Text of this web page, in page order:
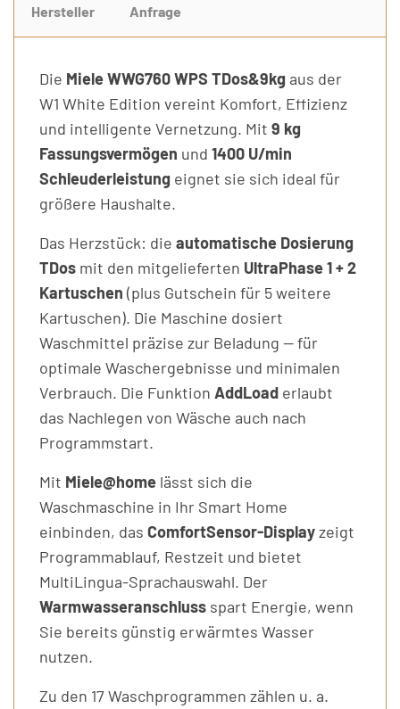
Hersteller Anfrage
Die Miele WWG760 WPS TDos&9kg aus der
W1 White Edition vereint Komfort, Effizienz
und intelligente Vernetzung. Mit 9 kg
Fassungsvermögen und 1400 U/min
Schleuderleistung eignet sie sich ideal für
größere Haushalte.
Das Herzstück: die automatische Dosierung
TDos mit den mitgelieferten UltraPhase 1 + 2
Kartuschen (plus Gutschein für 5 weitere
Kartuschen). Die Maschine dosiert
Waschmittel präzise zur Beladung — für
optimale Waschergebnisse und minimalen
Verbrauch. Die Funktion AddLoad erlaubt
das Nachlegen von Wäsche auch nach
Programmstart.
Mit Miele@home lässt sich die
Waschmaschine in Ihr Smart Home
einbinden, das ComfortSensor-Displayzeigt
Programmablauf, Restzeit und bietet
MultiLingua-Sprachauswahl. Der
Warmwasseranschluss spart Energie, wenn
Sie bereits günstig erwärmtes Wasser
nutzen.
Zu den 17 Waschprogrammen zählen u. a.